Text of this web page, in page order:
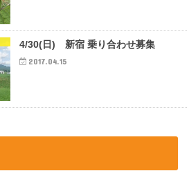
4/30(日) 新宿 乗り合わせ募集
2017.04.15